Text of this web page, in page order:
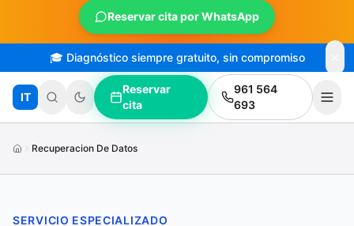
Reservar cita por WhatsApp
🎓 Diagnóstico siempre gratuito, sin compromiso
IT
Reservar
cita
961 564
693
Recuperacion De Datos
SERVICIO ESPECIALIZADO